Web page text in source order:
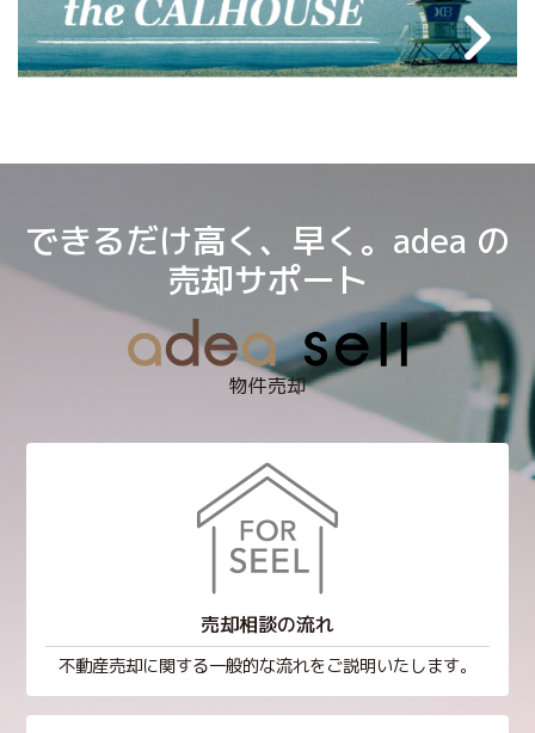
できるだけ高く、早く。adea の
売却サポート
物件売却
売却相談の流れ
不動産売却に関する一般的な流れをご説明いたします。